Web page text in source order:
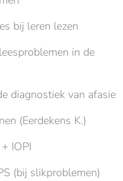
bij leren lezen
in de
diagnostiek van afasie
(Eerdekens K.)
IOPI
(bij slikproblemen)